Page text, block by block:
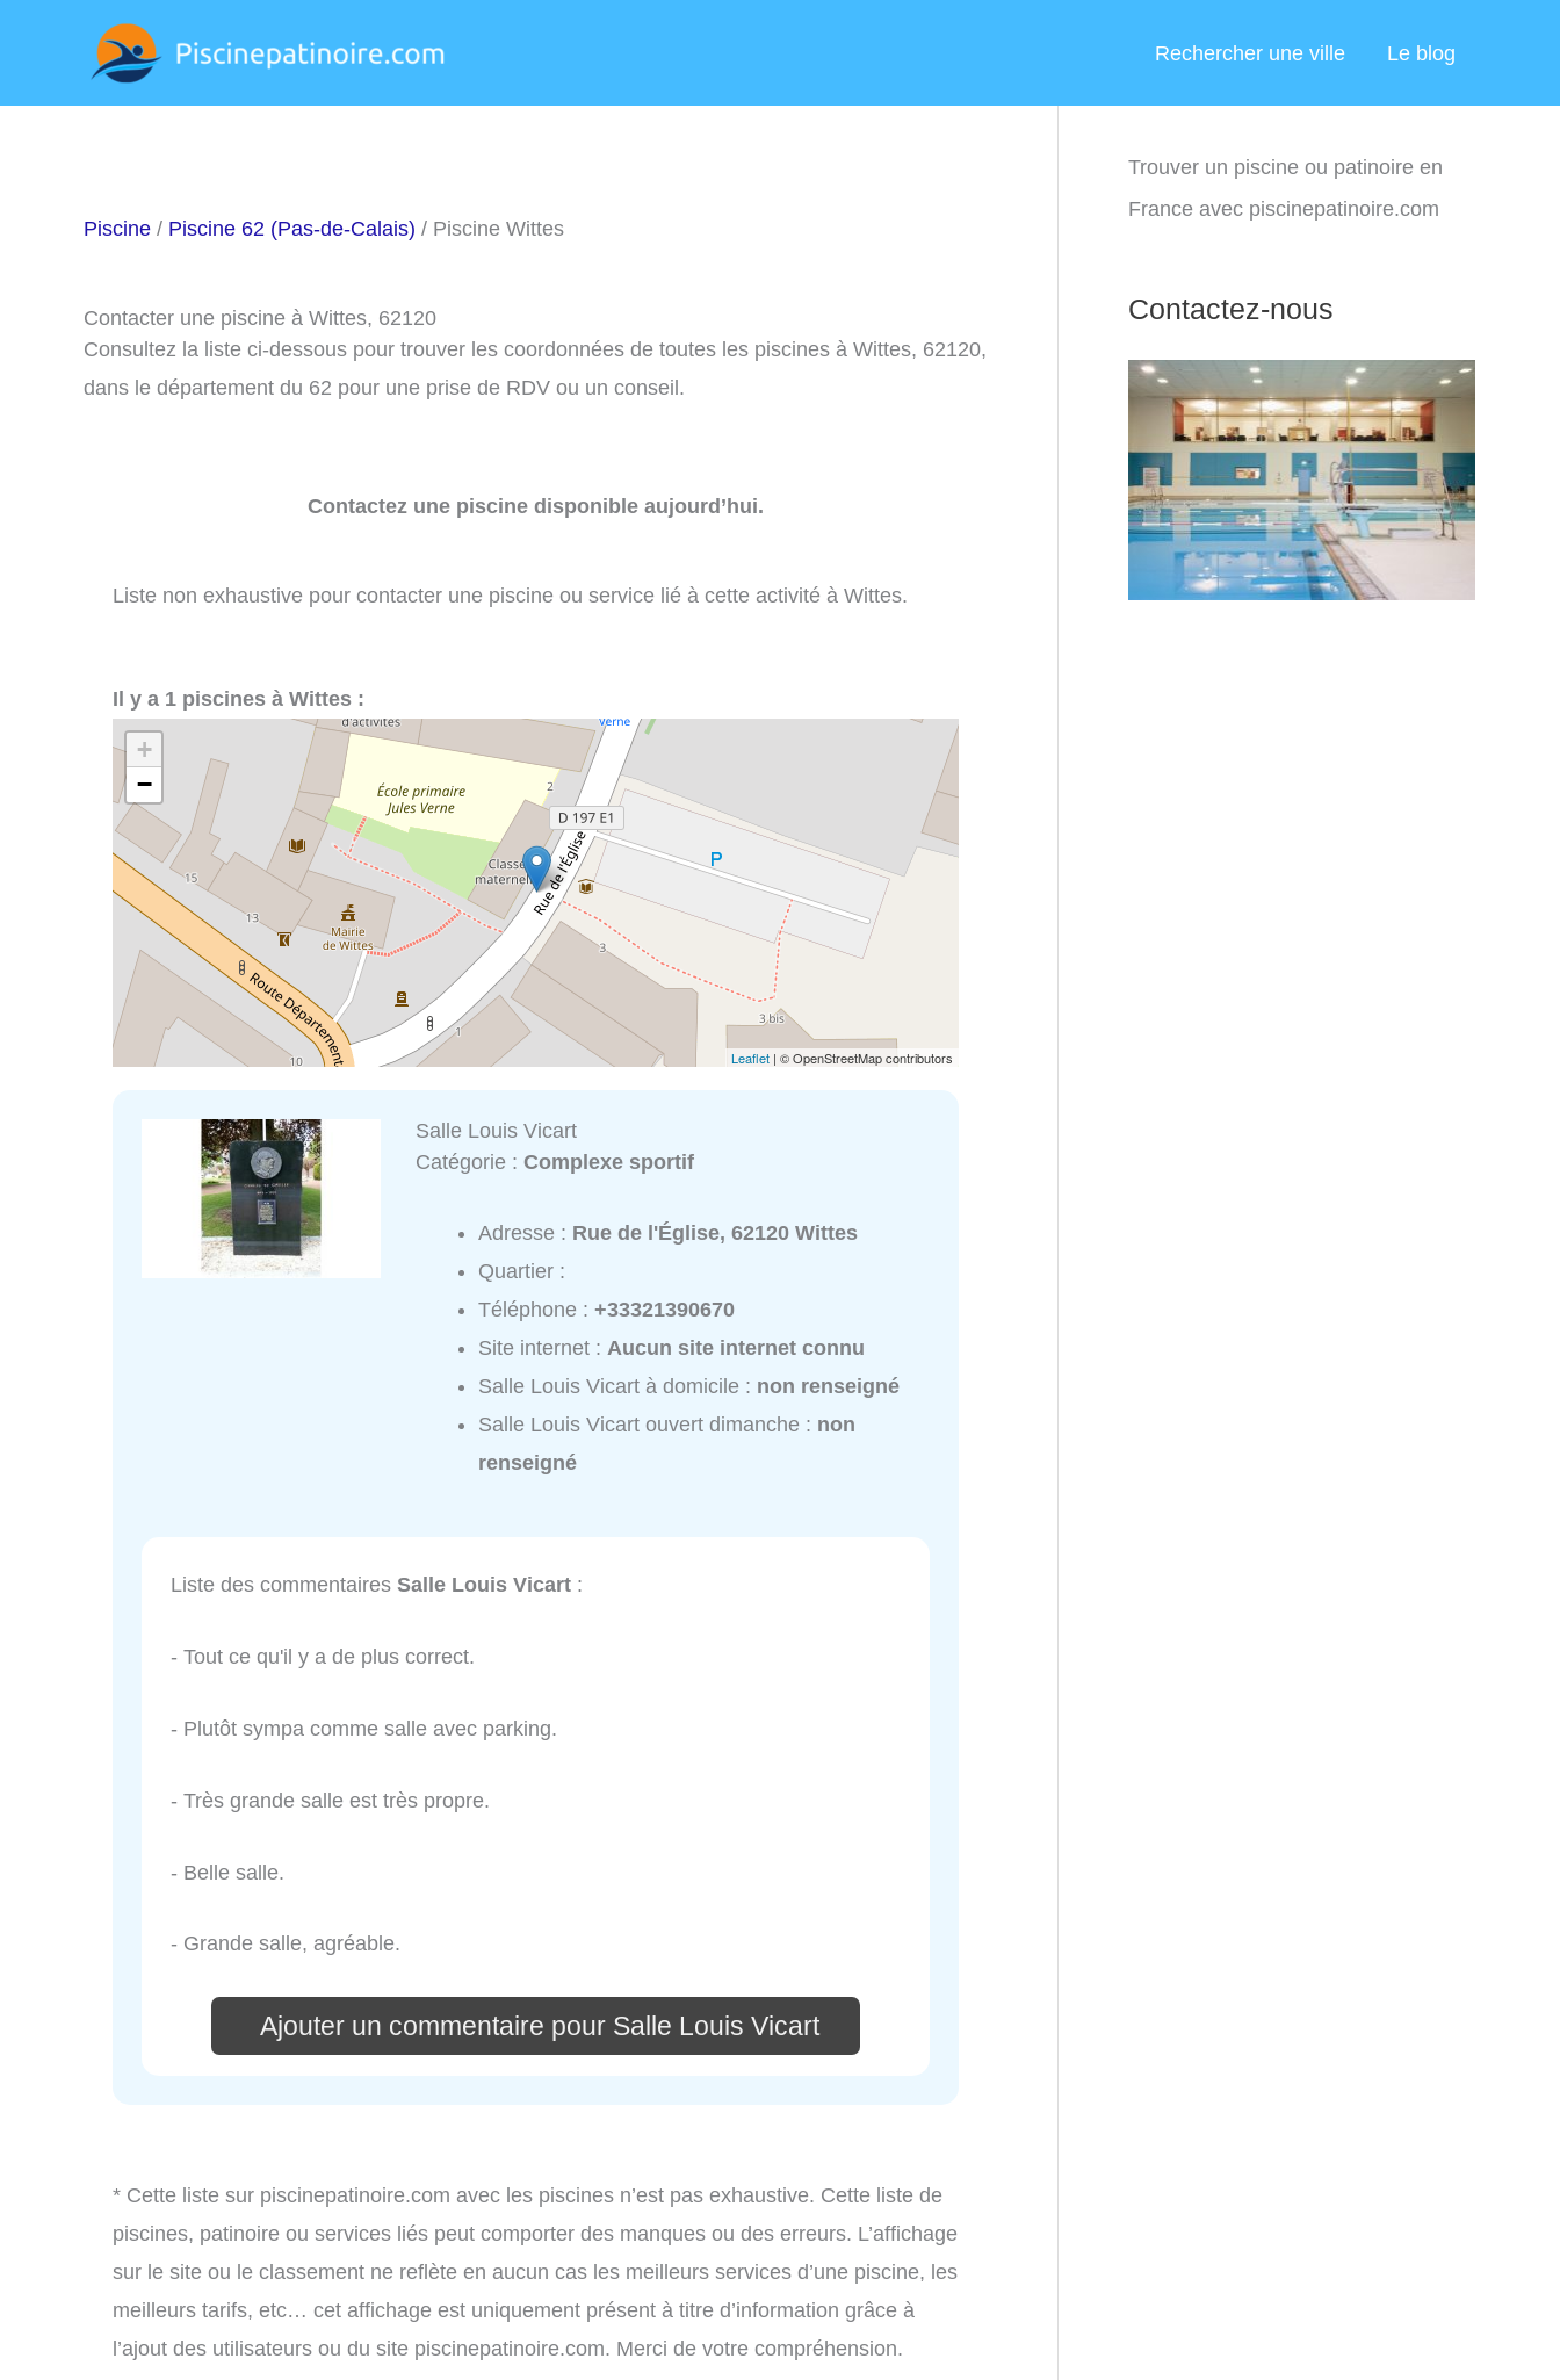
Rechercher une ville Le blog
Piscine / Piscine 62 (Pas-de-Calais) / Piscine Wittes
Contacter une piscine à Wittes, 62120
Consultez la liste ci-dessous pour trouver les coordonnées de toutes les piscines à Wittes, 62120,
dans le département du 62 pour une prise de RDV ou un conseil.
Contactez une piscine disponible aujourd’hui.
Liste non exhaustive pour contacter une piscine ou service lié à cette activité à Wittes.
Il y a 1 piscines à Wittes :
+
−
Leaflet | © OpenStreetMap contributors
Salle Louis Vicart
Catégorie :Complexe sportif
Adresse : Rue de l'Église, 62120 Wittes
Quartier :
Téléphone :+33321390670
Site internet :Aucun site internet connu
Salle Louis Vicart à domicile : non renseigné
Salle Louis Vicart ouvert dimanche : non
renseigné
Liste des commentaires Salle Louis Vicart :
- Tout ce qu'il y a de plus correct.
- Plutôt sympa comme salle avec parking.
- Très grande salle est très propre.
- Belle salle.
- Grande salle, agréable.
Ajouter un commentaire pour Salle Louis Vicart
* Cette liste sur piscinepatinoire.com avec les piscines n’est pas exhaustive. Cette liste de
piscines, patinoire ou services liés peut comporter des manques ou des erreurs. L’affichage
sur le site ou le classement ne reflète en aucun cas les meilleurs services d’une piscine, les
meilleurs tarifs, etc… cet affichage est uniquement présent à titre d’information grâce à
l’ajout des utilisateurs ou du site piscinepatinoire.com. Merci de votre compréhension.
Trouver un piscine ou patinoire en
France avec piscinepatinoire.com
Contactez-nous